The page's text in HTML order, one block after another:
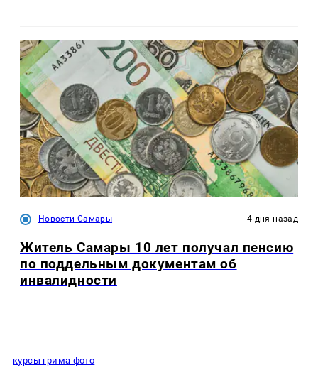
Новости Самары 4 дня назад
Житель Самары 10 лет получал пенсию
по поддельным документам об
инвалидности
курсы грима фото